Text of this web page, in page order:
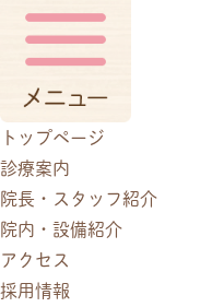
トップページ
診療案内
院長・スタッフ紹介
院内・設備紹介
アクセス
採用情報